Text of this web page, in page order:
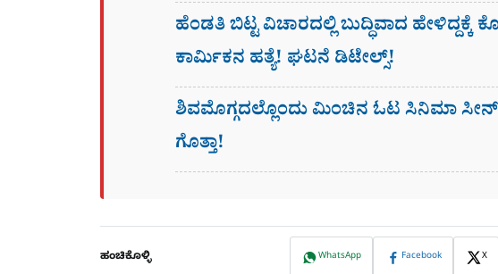
ಹೆಂಡತಿ ಬಿಟ್ಟ ವಿಚಾರದಲ್ಲಿ ಬುದ್ಧಿವಾದ
ಕಾರ್ಮಿಕನ ಹತ್ಯೆ! ಘಟನೆ ಡಿಟೇಲ್ಸ್!
ಶಿವಮೊಗ್ಗದಲ್ಲೊಂದು ಮಿಂಚಿನ ಓಟ ಸಿನಿಮಾ
ಗೊತ್ತಾ!
ಹಂಚಿಕೊಳ್ಳಿ WhatsApp Facebook X